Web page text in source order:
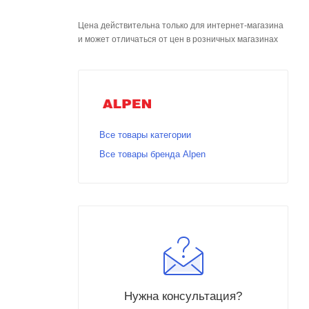
Цена действительна только для интернет-магазина
и может отличаться от цен в розничных магазинах
Все товары категории
Все товары бренда Alpen
Нужна консультация?